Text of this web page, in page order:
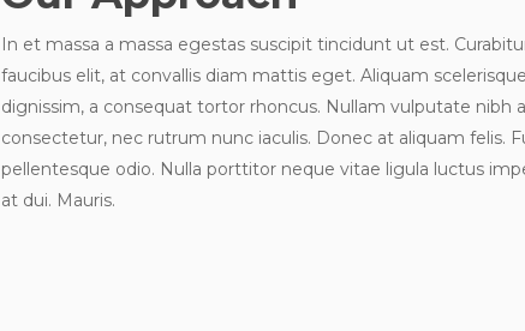
In et massa a massa egestas suscipit tincidunt ut est.
faucibus elit, at convallis diam mattis eget. Aliquam
dignissim, a consequat tortor rhoncus. Nullam vulputate nibh
consectetur, nec rutrum nunc iaculis. Donec at aliquam felis.
pellentesque odio. Nulla porttitor neque vitae ligula luctus
at dui. Mauris.